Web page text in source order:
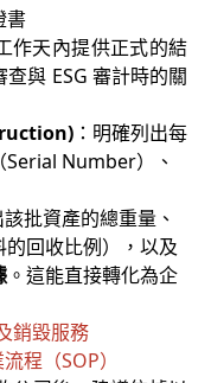
書
作天內提供正式的結
與 ESG 審計時的關
：明確列出每
Serial Number）、
該批資產的總重量、
回收比例），以及
。這能直接轉化為企
程（SOP）